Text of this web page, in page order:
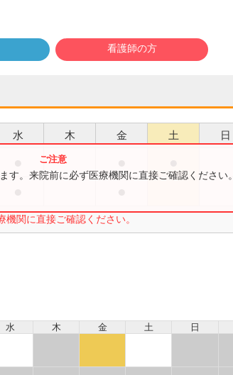
看護師の方
水 木 金 土 日
関に直接ご確認ください。
す。来院前に必ず医療機関に直接ご確認ください。
水 木 金 土 日